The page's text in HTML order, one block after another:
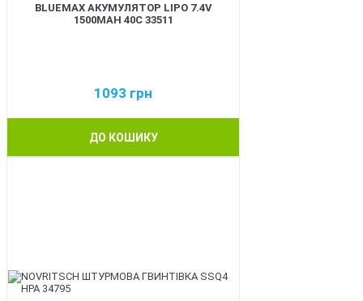
BLUEMAX АКУМУЛЯТОР LIPO 7.4V
1500MAH 40C 33511
1093 грн
ДО КОШИКУ